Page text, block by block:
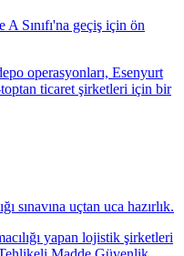
Sınıfı'na geçiş için ön
operasyonları, Esenyurt
toptan ticaret şirketleri için bir
sınavına uçtan uca hazırlık.
yapan lojistik şirketleri